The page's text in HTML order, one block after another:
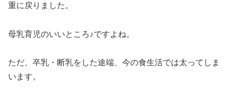
重に戻りました。
母乳育児のいいところ♪ですよね。
ただ、卒乳・断乳をした途端、今の食生活では太ってしま
います。